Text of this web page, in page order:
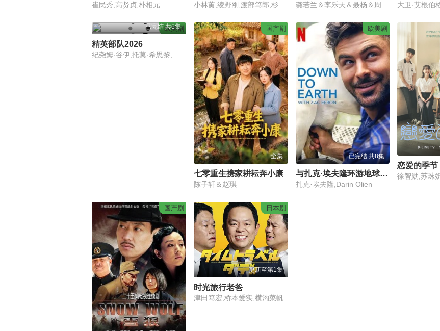
崔民秀,高贤贞,朴相元 小林薰,绫野刚,渡部笃郎,杉本哲太,泽尻英龙华
欧美剧
已完结 共6集
精英部队2026
国产剧
全集
七零重生携家耕耘奔小康
陈子轩＆赵琪
欧美剧
已完结 共8集
与扎克·埃夫隆环游地球第一季
扎克·埃夫隆,Darin Olien
恋爱的季节
国产剧 日本剧
更新至第1集
时光旅行老爸
津田笃宏,桥本爱实,横沟菜帆